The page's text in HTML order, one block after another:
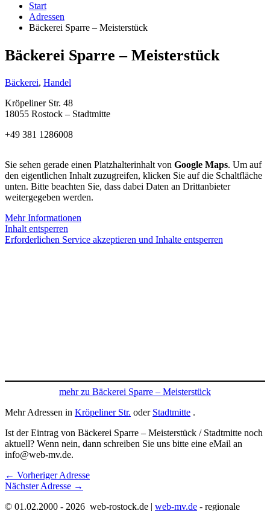
Start
Adressen
Bäckerei Sparre – Meisterstück
Bäckerei Sparre – Meisterstück
Bäckerei, Handel
Kröpeliner Str. 48
18055 Rostock – Stadtmitte
+49 381 1286008
Sie sehen gerade einen Platzhalterinhalt von Google Maps. Um auf
den eigentlichen Inhalt zuzugreifen, klicken Sie auf die Schaltfläche
unten. Bitte beachten Sie, dass dabei Daten an Drittanbieter
weitergegeben werden.
Mehr Informationen
Inhalt entsperren
Erforderlichen Service akzeptieren und Inhalte entsperren
mehr zu Bäckerei Sparre – Meisterstück
Mehr Adressen in Kröpeliner Str. oder Stadtmitte .
Ist der Eintrag von Bäckerei Sparre – Meisterstück / Stadtmitte noch
aktuell? Wenn nein, dann schreiben Sie uns bitte eine eMail an
info@web-mv.de.
← Vorheriger Adresse
Nächster Adresse →
© 01.02.2000 - 2026 web-rostock.de | web-mv.de - regionale